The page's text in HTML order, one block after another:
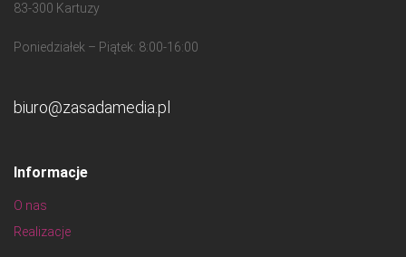
83-300 Kartuzy
Poniedziałek – Piątek: 8:00-16:00
biuro@zasadamedia.pl
Informacje
O nas
Realizacje